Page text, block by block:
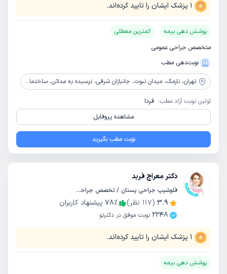
1 پزشک ایشان را تایید کرده‌اند.
پوشش دهی بیمه
کمترین معطلی
متخصص جراحی عمومی
نوبت‌دهی مطب
تهران، نارمک، میدان نبوت، جانبازان شرقی، نرسیده به مدائن، ساختمان پزشکان ایران زمین، پلاک 437، طبقه 2، واحد 4
اولین نوبت آزاد مطب: فردا
مشاهده پروفایل
نوبت مطب بگیرید
دکتر معراج فربد
فلوشیپ جراحی پستان / تخصص جراحی عمومی
3.9
(
117 نظر) 78٪
پیشنهاد کاربران
2248 نوبت موفق در دکترتو
1 پزشک ایشان را تایید کرده‌اند.
پوشش دهی بیمه